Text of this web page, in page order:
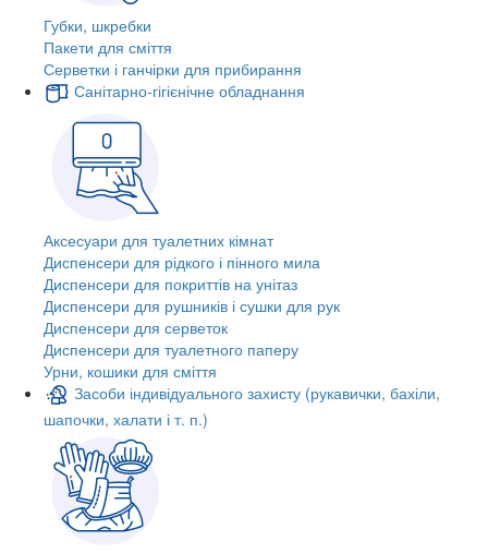
Губки, шкребки
Пакети для сміття
Серветки і ганчірки для прибирання
Санітарно-гігієнічне обладнання
Аксесуари для туалетних кімнат
Диспенсери для рідкого і пінного мила
Диспенсери для покриттів на унітаз
Диспенсери для рушників і сушки для рук
Диспенсери для серветок
Диспенсери для туалетного паперу
Урни, кошики для сміття
Засоби індивідуального захисту (рукавички, бахіли,
шапочки, халати і т. п.)